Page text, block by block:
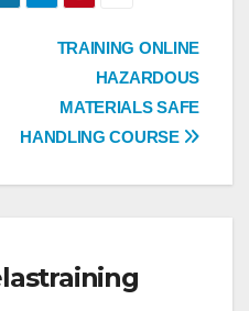
TRAINING ONLINE
HAZARDOUS
MATERIALS SAFE
HANDLING COURSE